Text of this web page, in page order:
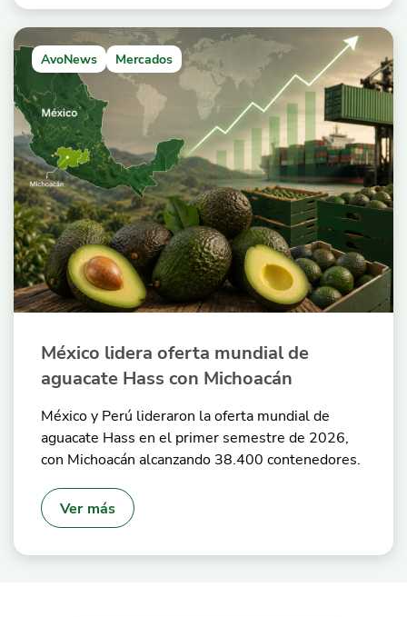
AvoNews Mercados
México lidera oferta mundial de
aguacate Hass con Michoacán
México y Perú lideraron la oferta mundial de
aguacate Hass en el primer semestre de 2026,
con Michoacán alcanzando 38.400 contenedores.
Ver más